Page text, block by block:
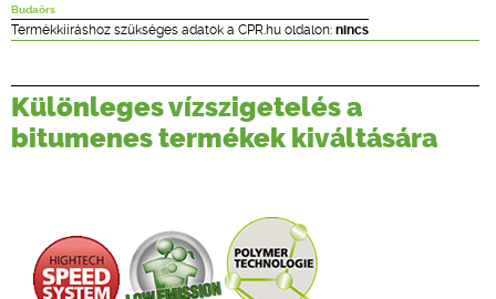
ÉPÍTÉSI JOG
ONLINE KÉPZÉSEK
TERVEZÉSI SEGÉDLETEK
Budaörs
Termékkiíráshoz szükséges adatok a CPR.hu oldalon: nincs
Különleges vízszigetelés a
bitumenes termékek kiváltására